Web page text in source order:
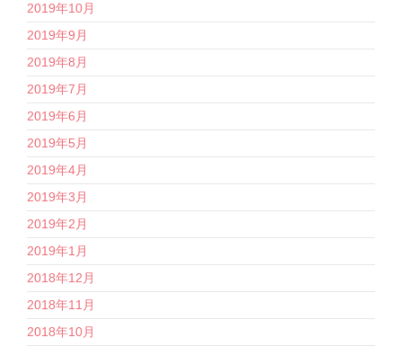
2019年10月
2019年9月
2019年8月
2019年7月
2019年6月
2019年5月
2019年4月
2019年3月
2019年2月
2019年1月
2018年12月
2018年11月
2018年10月